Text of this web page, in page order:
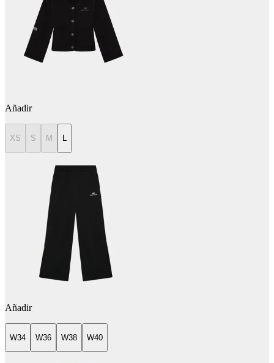
Añadir
XS S M L
Añadir
W34 W36 W38 W40